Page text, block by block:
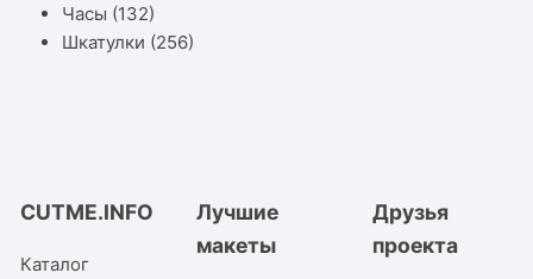
Часы (132)
Шкатулки (256)
CUTME.INFO
Каталог
Лучшие
макеты
Друзья
проекта